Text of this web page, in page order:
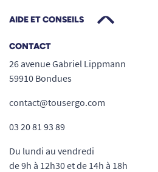
AIDE ET CONSEILS
CONTACT
26 avenue Gabriel Lippmann
59910 Bondues
contact@tousergo.com
03 20 81 93 89
Du lundi au vendredi
de 9h à 12h30 et de 14h à 18h